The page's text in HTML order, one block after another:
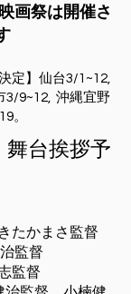
画祭は開催さ
定】仙台3/1~12,
3/9~12, 沖縄宜野
。
舞台挨拶予
たかまさ監督
監督
監督